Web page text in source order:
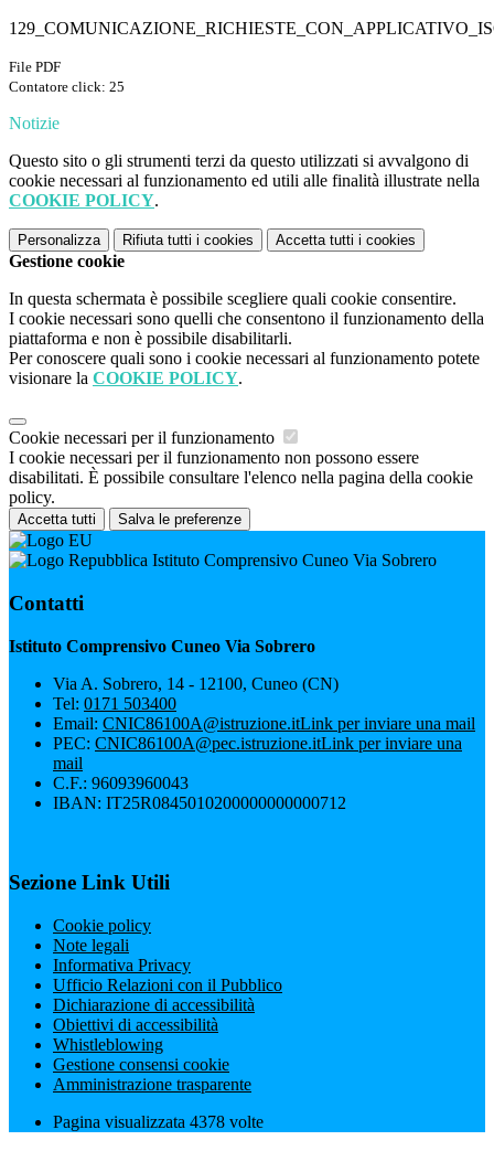
File PDF
Contatore click: 25
Notizie
Questo sito o gli strumenti terzi da questo utilizzati si avvalgono di
cookie necessari al funzionamento ed utili alle finalità illustrate nella
COOKIE POLICY.
Personalizza Rifiuta tutti i cookies Accetta tutti i cookies
Gestione cookie
In questa schermata è possibile scegliere quali cookie consentire.
I cookie necessari sono quelli che consentono il funzionamento della
piattaforma e non è possibile disabilitarli.
Per conoscere quali sono i cookie necessari al funzionamento potete
visionare la COOKIE POLICY.
Cookie necessari per il funzionamento
I cookie necessari per il funzionamento non possono essere
disabilitati. È possibile consultare l'elenco nella pagina della cookie
policy.
Accetta tutti Salva le preferenze
Istituto Comprensivo Cuneo Via Sobrero
Contatti
Istituto Comprensivo Cuneo Via Sobrero
Via A. Sobrero, 14 - 12100, Cuneo (CN)
Tel: 0171 503400
Email: CNIC86100A@istruzione.itLink per inviare una mail
PEC: CNIC86100A@pec.istruzione.itLink per inviare una
mail
C.F.: 96093960043
IBAN: IT25R0845010200000000000712
Sezione Link Utili
Cookie policy
Note legali
Informativa Privacy
Ufficio Relazioni con il Pubblico
Dichiarazione di accessibilità
Obiettivi di accessibilità
Whistleblowing
Gestione consensi cookie
Amministrazione trasparente
Pagina visualizzata 4378 volte